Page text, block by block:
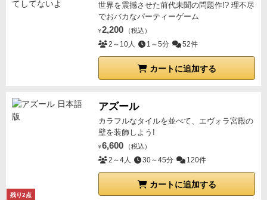
世界を震撼させた前代未聞の問題作!? 理不尽
でおバカなパーティーゲーム
¥ 2,200 （税込）
2～10人 1～5分 52件
カートに追加する
残り2点
アズール
カラフルなタイルを並べて、エヴォラ宮殿の
壁を装飾しよう!
¥ 6,600 （税込）
2～4人 30～45分 120件
カートに追加する